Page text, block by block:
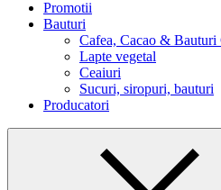
Promotii
Bauturi
Cafea, Cacao & Bauturi
Lapte vegetal
Ceaiuri
Sucuri, siropuri, bauturi
Producatori